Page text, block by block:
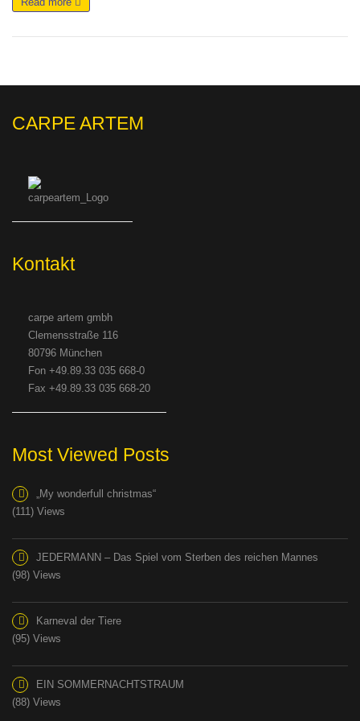
CARPE ARTEM
Kontakt
carpe artem gmbh
Clemensstraße 116
80796 München
Fon +49.89.33 035 668-0
Fax +49.89.33 035 668-20
Most Viewed Posts
„My wonderfull christmas“
(111) Views
JEDERMANN – Das Spiel vom Sterben des reichen Mannes
(98) Views
Karneval der Tiere
(95) Views
EIN SOMMERNACHTSTRAUM
(88) Views